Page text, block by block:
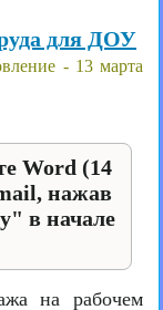
для ДОУ
- 13 марта
Word (14
нажав
в начале
на рабочем